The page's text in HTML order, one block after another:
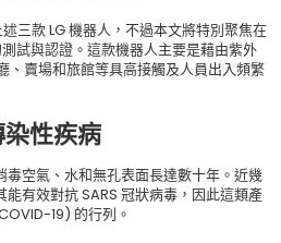
三款 LG 機器人，不過本文將特別聚焦在
試與認證。這款機器人主要是藉由紫外
、賣場和旅館等具高接觸及人員出入頻繁
性疾病
空氣、水和無孔表面長達數十年。近幾
有效對抗 SARS 冠狀病毒，因此這類產
19) 的行列。